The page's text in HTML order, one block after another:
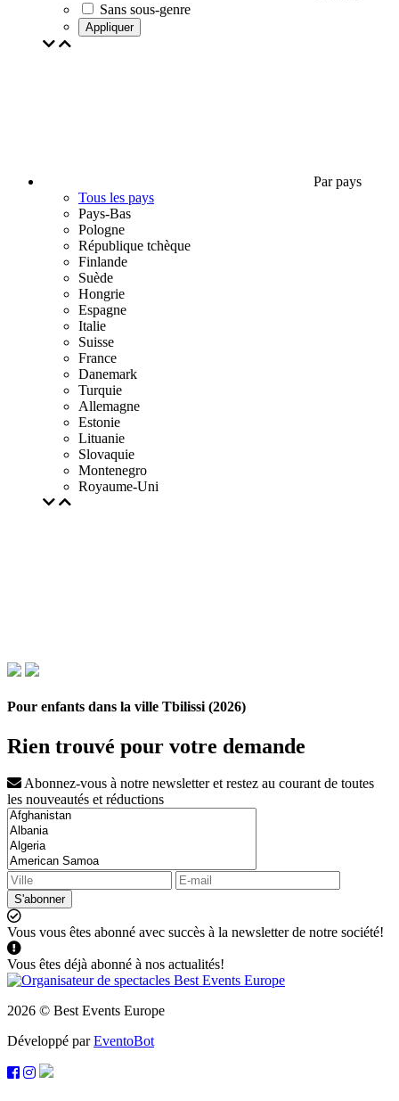
Sans sous-genre
Appliquer
Par pays
Tous les pays
Pays-Bas
Pologne
République tchèque
Finlande
Suède
Hongrie
Espagne
Italie
Suisse
France
Danemark
Turquie
Allemagne
Estonie
Lituanie
Slovaquie
Montenegro
Royaume-Uni
Pour enfants dans la ville Tbilissi (2026)
Rien trouvé pour votre demande
Abonnez-vous à notre newsletter et restez au courant de toutes
les nouveautés et réductions
S'abonner
Vous vous êtes abonné avec succès à la newsletter de notre société!
Vous êtes déjà abonné à nos actualités!
2026 © Best Events Europe
Développé parEventoBot